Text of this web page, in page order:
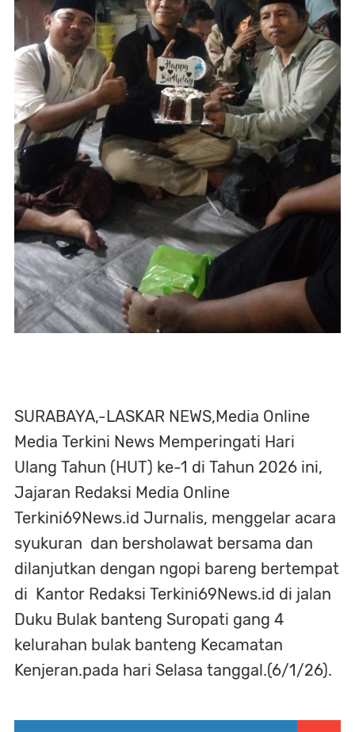
SURABAYA,-LASKAR NEWS,Media Online
Media Terkini News Memperingati Hari
Ulang Tahun (HUT) ke-1 di Tahun 2026 ini,
Jajaran Redaksi Media Online
Terkini69News.id Jurnalis, menggelar acara
syukuran dan bersholawat bersama dan
dilanjutkan dengan ngopi bareng bertempat
di Kantor Redaksi Terkini69News.id di jalan
Duku Bulak banteng Suropati gang 4
kelurahan bulak banteng Kecamatan
Kenjeran.pada hari Selasa tanggal.(6/1/26).